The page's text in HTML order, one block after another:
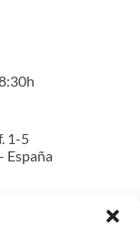
1-5
España